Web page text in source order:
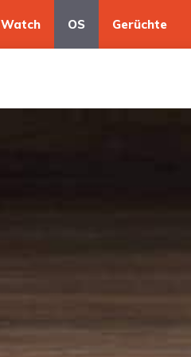
Watch OS Gerüchte